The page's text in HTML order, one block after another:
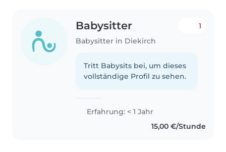
Babysitter
Babysitter in Diekirch
1
Tritt Babysits bei, um dieses
vollständige Profil zu sehen.
Erfahrung: < 1 Jahr
15,00 €/Stunde